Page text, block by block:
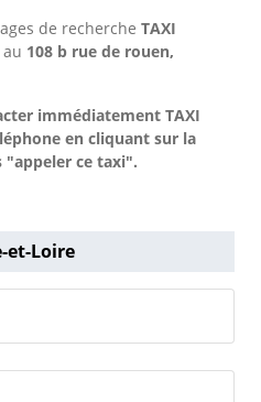
de recherche TAXI
108 b rue de rouen,
immédiatement TAXI
en cliquant sur la
"appeler ce taxi".
et-Loire